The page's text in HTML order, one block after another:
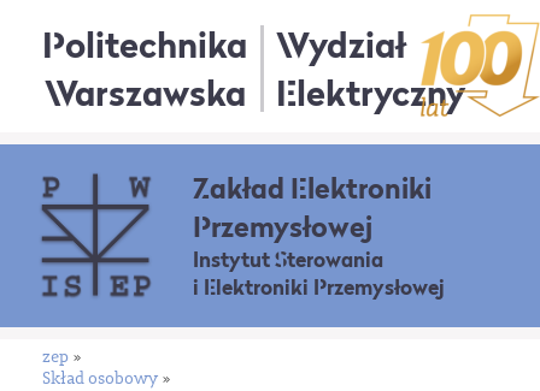
Politechnika
Warszawska
Wydział
Elektryczny
Zakład Elektroniki
Przemysłowej
Instytut Sterowania
i Elektroniki Przemysłowej
zep »
Skład osobowy »